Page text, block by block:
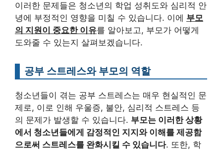
이러한 문제들은 청소년의 학업 성취도와 심리적 안
녕에 부정적인 영향을 미칠 수 있습니다. 이에 부모
의 지원이 중요한 이유를 알아보고, 부모가 어떻게
도와줄 수 있는지 살펴보겠습니다.
공부 스트레스와 부모의 역할
청소년들이 겪는 공부 스트레스는 매우 현실적인 문
제로, 이로 인해 우울증, 불안, 심리적 스트레스 등
의 문제가 발생할 수 있습니다. 부모는 이러한 상황
에서 청소년들에게 감정적인 지지와 이해를 제공함
으로써 스트레스를 완화시킬 수 있습니다. 또한, 학